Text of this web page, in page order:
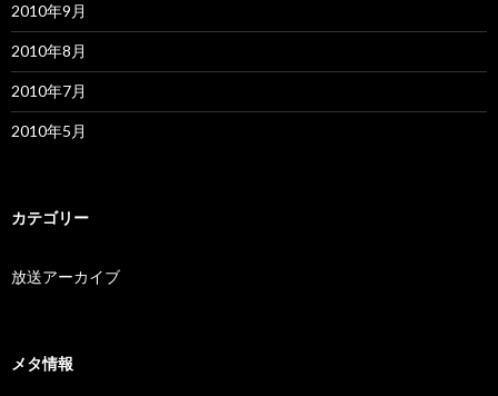
2010年9月
2010年8月
2010年7月
2010年5月
カテゴリー
放送アーカイブ
メタ情報